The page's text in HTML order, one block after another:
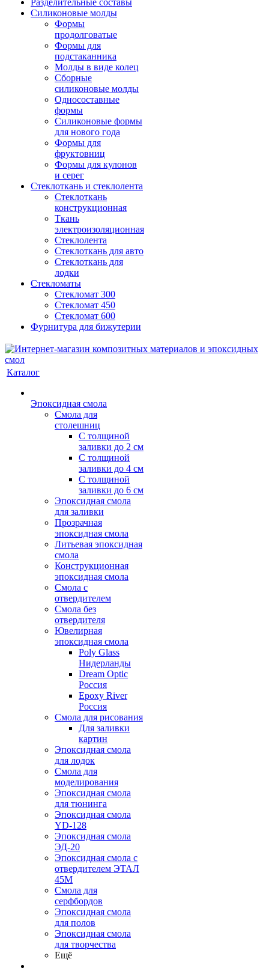
Разделительные составы
Силиконовые молды
Формы
продолговатые
Формы для
подстаканника
Молды в виде колец
Сборные
силиконовые молды
Односоставные
формы
Силиконовые формы
для нового года
Формы для
фруктовниц
Формы для кулонов
и серег
Стеклоткань и стеклолента
Стеклоткань
конструкционная
Ткань
электроизоляционная
Стеклолента
Стеклоткань для авто
Стеклоткань для
лодки
Стекломаты
Стекломат 300
Стекломат 450
Стекломат 600
Фурнитура для бижутерии
Каталог
Эпоксидная смола
Смола для
столешниц
С толщиной
заливки до 2 см
С толщиной
заливки до 4 см
С толщиной
заливки до 6 см
Эпоксидная смола
для заливки
Прозрачная
эпоксидная смола
Литьевая эпоксидная
смола
Конструкционная
эпоксидная смола
Смола с
отвердителем
Смола без
отвердителя
Ювелирная
эпоксидная смола
Poly Glass
Нидерланды
Dream Optic
Россия
Epoxy River
Россия
Смола для рисования
Для заливки
картин
Эпоксидная смола
для лодок
Смола для
моделирования
Эпоксидная смола
для тюнинга
Эпоксидная смола
YD-128
Эпоксидная смола
ЭД-20
Эпоксидная смола с
отвердителем ЭТАЛ
45М
Смола для
серфбордов
Эпоксидная смола
для полов
Эпоксидная смола
для творчества
Ещё